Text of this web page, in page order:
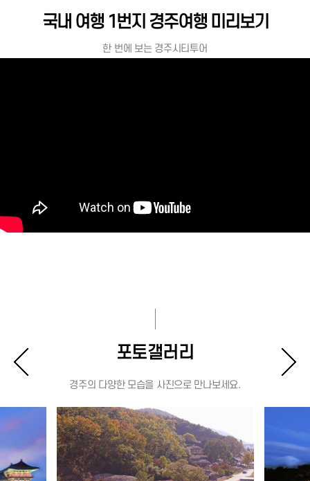
국내 여행 1번지 경주여행 미리보기
한 번에 보는 경주시티투어
포토갤러리
경주의 다양한 모습을 사진으로 만나보세요.